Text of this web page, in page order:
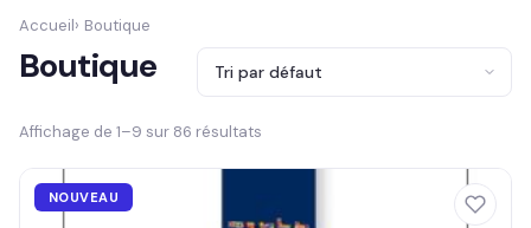
Accueil Boutique
Boutique
Affichage de 1–9 sur 86 résultats
NOUVEAU